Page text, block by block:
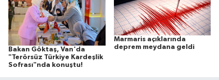
Bakan Göktaş, Van'da
"Terörsüz Türkiye Kardeşlik
Sofrası"nda konuştu!
Marmaris açıklarında
deprem meydana geldi